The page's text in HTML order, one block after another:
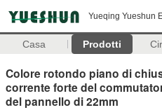
Yueqing Yueshun
Casa Prodotti
Colore rotondo piano di
corrente forte del
del pannello di 22mm